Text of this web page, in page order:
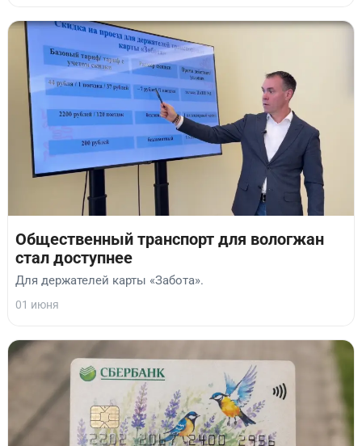
Общественный транспорт для вологжан
стал доступнее
Для держателей карты «Забота».
01 июня